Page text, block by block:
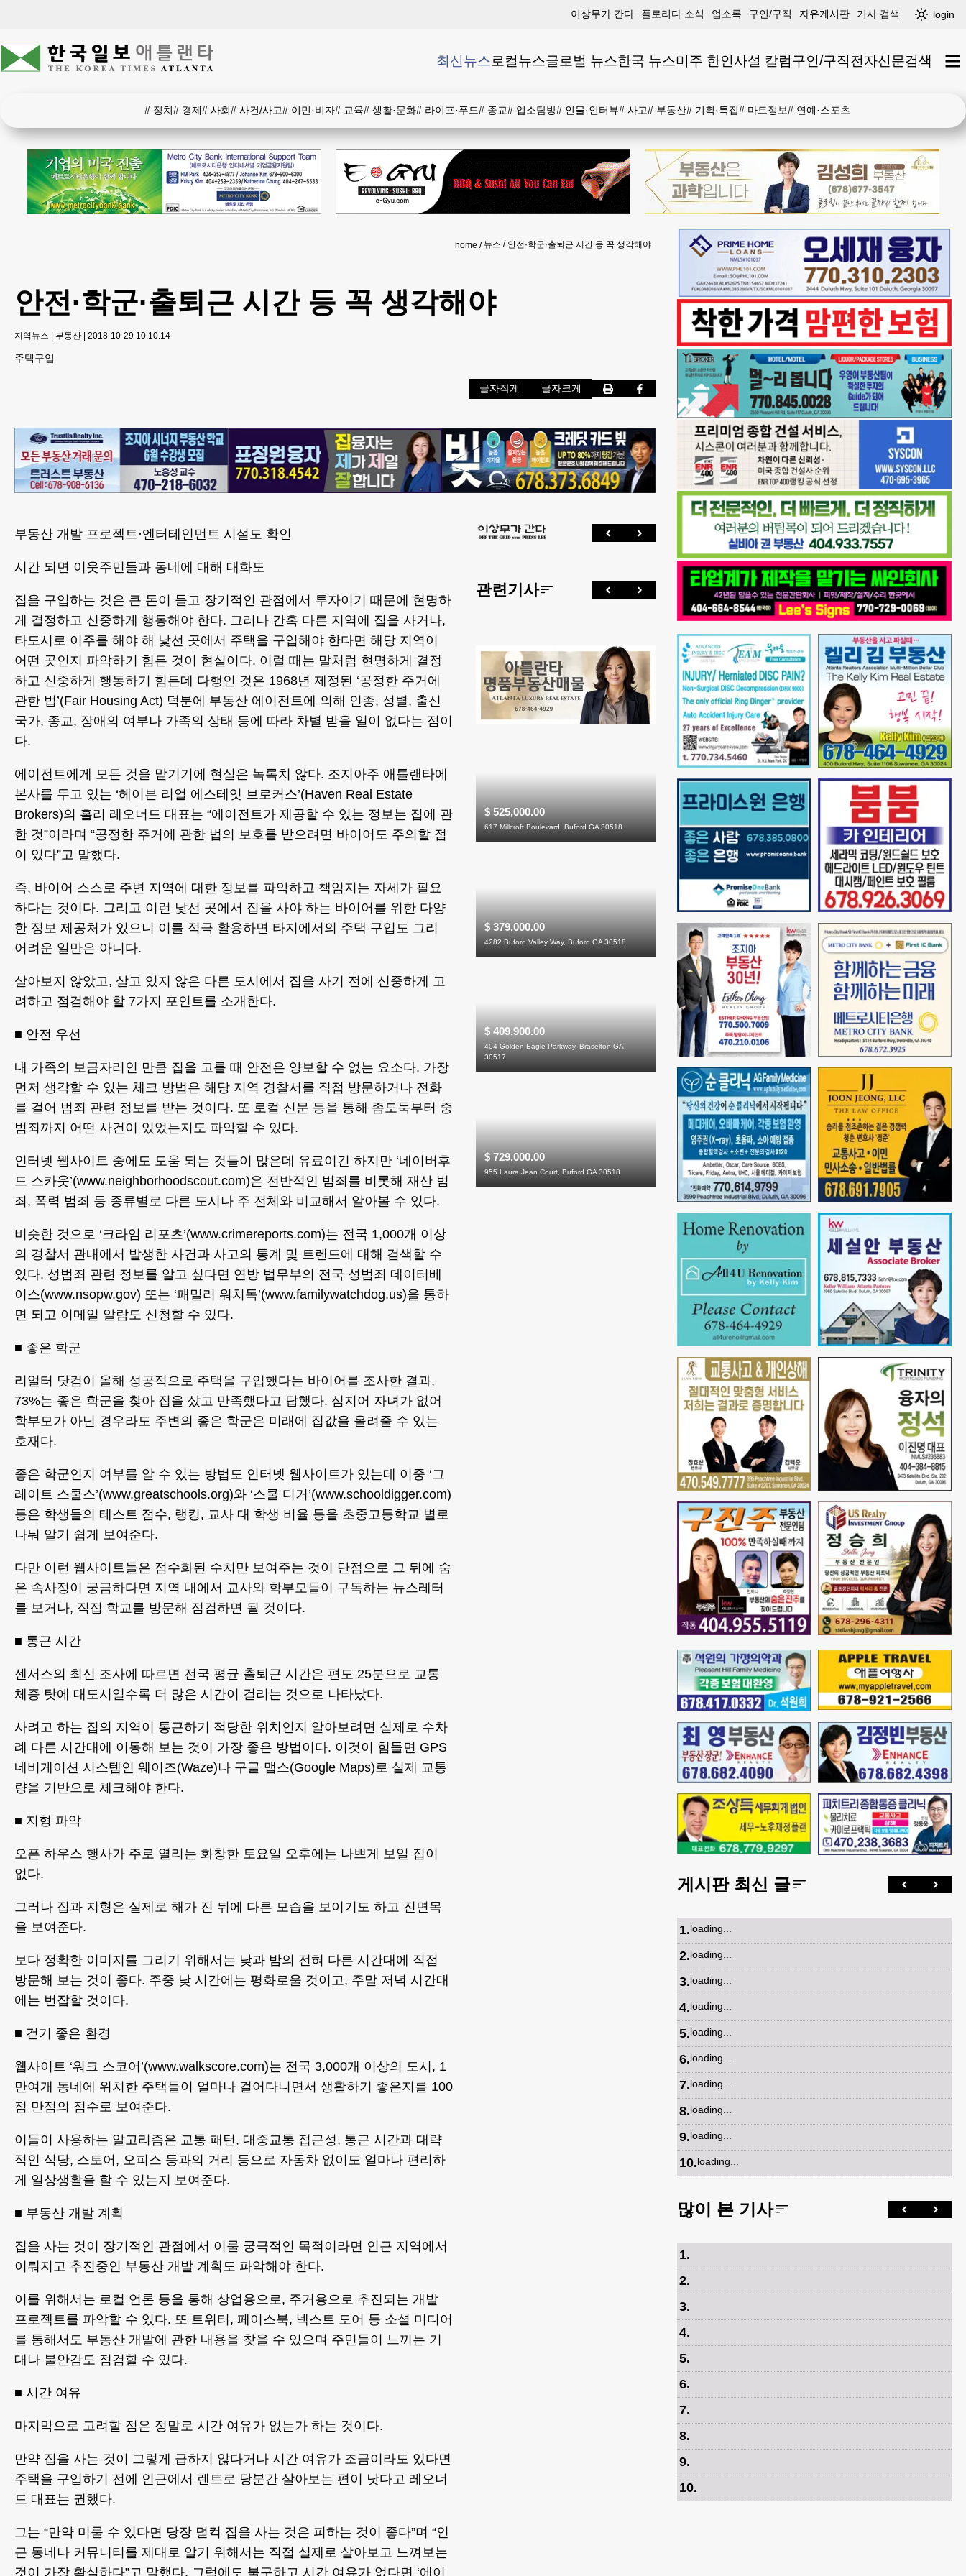
이상무가 간다 플로리다 소식 업소록 구인/구직 자유게시판 기사 검색 login
최신뉴스로컬뉴스글로벌 뉴스한국 뉴스미주 한인사설 칼럼구인/구직전자신문검색
# 정치# 경제# 사회# 사건/사고# 이민·비자# 교육# 생활·문화# 라이프·푸드# 종교# 업소탐방# 인물·인터뷰# 사고# 부동산# 기획·특집# 마트정보# 연예·스포츠
home 뉴스 안전·학군·출퇴근 시간 등 꼭 생각해야
안전·학군·출퇴근 시간 등 꼭 생각해야
지역뉴스 | 부동산 | 2018-10-29 10:10:14
주택구입
글자작게 글자크게
부동산 개발 프로젝트·엔터테인먼트 시설도 확인
시간 되면 이웃주민들과 동네에 대해 대화도
집을 구입하는 것은 큰 돈이 들고 장기적인 관점에서 투자이기 때문에 현명하
게 결정하고 신중하게 행동해야 한다. 그러나 간혹 다른 지역에 집을 사거나,
타도시로 이주를 해야 해 낯선 곳에서 주택을 구입해야 한다면 해당 지역이
어떤 곳인지 파악하기 힘든 것이 현실이다. 이럴 때는 말처럼 현명하게 결정
하고 신중하게 행동하기 힘든데 다행인 것은 1968년 제정된 ‘공정한 주거에
관한 법’(Fair Housing Act) 덕분에 부동산 에이전트에 의해 인종, 성별, 출신
국가, 종교, 장애의 여부나 가족의 상태 등에 따라 차별 받을 일이 없다는 점이
다.
에이전트에게 모든 것을 맡기기에 현실은 녹록치 않다. 조지아주 애틀랜타에
본사를 두고 있는 ‘헤이븐 리얼 에스테잇 브로커스’(Haven Real Estate
Brokers)의 홀리 레오너드 대표는 “에이전트가 제공할 수 있는 정보는 집에 관
한 것”이라며 “공정한 주거에 관한 법의 보호를 받으려면 바이어도 주의할 점
이 있다”고 말했다.
즉, 바이어 스스로 주변 지역에 대한 정보를 파악하고 책임지는 자세가 필요
하다는 것이다. 그리고 이런 낯선 곳에서 집을 사야 하는 바이어를 위한 다양
한 정보 제공처가 있으니 이를 적극 활용하면 타지에서의 주택 구입도 그리
어려운 일만은 아니다.
살아보지 않았고, 살고 있지 않은 다른 도시에서 집을 사기 전에 신중하게 고
려하고 점검해야 할 7가지 포인트를 소개한다.
■ 안전 우선
내 가족의 보금자리인 만큼 집을 고를 때 안전은 양보할 수 없는 요소다. 가장
먼저 생각할 수 있는 체크 방법은 해당 지역 경찰서를 직접 방문하거나 전화
를 걸어 범죄 관련 정보를 받는 것이다. 또 로컬 신문 등을 통해 좀도둑부터 중
범죄까지 어떤 사건이 있었는지도 파악할 수 있다.
인터넷 웹사이트 중에도 도움 되는 것들이 많은데 유료이긴 하지만 ‘네이버후
드 스카웃’(www.neighborhoodscout.com)은 전반적인 범죄를 비롯해 재산 범
죄, 폭력 범죄 등 종류별로 다른 도시나 주 전체와 비교해서 알아볼 수 있다.
비슷한 것으로 ‘크라임 리포츠’(www.crimereports.com)는 전국 1,000개 이상
의 경찰서 관내에서 발생한 사건과 사고의 통계 및 트렌드에 대해 검색할 수
있다. 성범죄 관련 정보를 알고 싶다면 연방 법무부의 전국 성범죄 데이터베
이스(www.nsopw.gov) 또는 ‘패밀리 워치독’(www.familywatchdog.us)을 통하
면 되고 이메일 알람도 신청할 수 있다.
■ 좋은 학군
리얼터 닷컴이 올해 성공적으로 주택을 구입했다는 바이어를 조사한 결과,
73%는 좋은 학군을 찾아 집을 샀고 만족했다고 답했다. 심지어 자녀가 없어
학부모가 아닌 경우라도 주변의 좋은 학군은 미래에 집값을 올려줄 수 있는
호재다.
좋은 학군인지 여부를 알 수 있는 방법도 인터넷 웹사이트가 있는데 이중 ‘그
레이트 스쿨스’(www.greatschools.org)와 ‘스쿨 디거’(www.schooldigger.com)
등은 학생들의 테스트 점수, 랭킹, 교사 대 학생 비율 등을 초중고등학교 별로
나눠 알기 쉽게 보여준다.
다만 이런 웹사이트들은 점수화된 수치만 보여주는 것이 단점으로 그 뒤에 숨
은 속사정이 궁금하다면 지역 내에서 교사와 학부모들이 구독하는 뉴스레터
를 보거나, 직접 학교를 방문해 점검하면 될 것이다.
■ 통근 시간
센서스의 최신 조사에 따르면 전국 평균 출퇴근 시간은 편도 25분으로 교통
체증 탓에 대도시일수록 더 많은 시간이 걸리는 것으로 나타났다.
사려고 하는 집의 지역이 통근하기 적당한 위치인지 알아보려면 실제로 수차
례 다른 시간대에 이동해 보는 것이 가장 좋은 방법이다. 이것이 힘들면 GPS
네비게이션 시스템인 웨이즈(Waze)나 구글 맵스(Google Maps)로 실제 교통
량을 기반으로 체크해야 한다.
■ 지형 파악
오픈 하우스 행사가 주로 열리는 화창한 토요일 오후에는 나쁘게 보일 집이
없다.
그러나 집과 지형은 실제로 해가 진 뒤에 다른 모습을 보이기도 하고 진면목
을 보여준다.
보다 정확한 이미지를 그리기 위해서는 낮과 밤의 전혀 다른 시간대에 직접
방문해 보는 것이 좋다. 주중 낮 시간에는 평화로울 것이고, 주말 저녁 시간대
에는 번잡할 것이다.
■ 걷기 좋은 환경
웹사이트 ‘워크 스코어’(www.walkscore.com)는 전국 3,000개 이상의 도시, 1
만여개 동네에 위치한 주택들이 얼마나 걸어다니면서 생활하기 좋은지를 100
점 만점의 점수로 보여준다.
이들이 사용하는 알고리즘은 교통 패턴, 대중교통 접근성, 통근 시간과 대략
적인 식당, 스토어, 오피스 등과의 거리 등으로 자동차 없이도 얼마나 편리하
게 일상생활을 할 수 있는지 보여준다.
■ 부동산 개발 계획
집을 사는 것이 장기적인 관점에서 이룰 궁극적인 목적이라면 인근 지역에서
이뤄지고 추진중인 부동산 개발 계획도 파악해야 한다.
이를 위해서는 로컬 언론 등을 통해 상업용으로, 주거용으로 추진되는 개발
프로젝트를 파악할 수 있다. 또 트위터, 페이스북, 넥스트 도어 등 소셜 미디어
를 통해서도 부동산 개발에 관한 내용을 찾을 수 있으며 주민들이 느끼는 기
대나 불안감도 점검할 수 있다.
■ 시간 여유
마지막으로 고려할 점은 정말로 시간 여유가 없는가 하는 것이다.
만약 집을 사는 것이 그렇게 급하지 않다거나 시간 여유가 조금이라도 있다면
주택을 구입하기 전에 인근에서 렌트로 당분간 살아보는 편이 낫다고 레오너
드 대표는 권했다.
그는 “만약 미룰 수 있다면 당장 덜컥 집을 사는 것은 피하는 것이 좋다”며 “인
근 동네나 커뮤니티를 제대로 알기 위해서는 직접 실제로 살아보고 느껴보는
것이 가장 확실하다”고 말했다. 그럼에도 불구하고 시간 여유가 없다면 ‘에이
관련기사
$ 525,000.00
617 Millcroft Boulevard, Buford GA 30518
$ 379,000.00
4282 Buford Valley Way, Buford GA 30518
$ 409,900.00
404 Golden Eagle Parkway, Braselton GA
30517
$ 729,000.00
955 Laura Jean Court, Buford GA 30518
게시판 최신 글
1.loading...
2.loading...
3.loading...
4.loading...
5.loading...
6.loading...
7.loading...
8.loading...
9.loading...
10.loading...
많이 본 기사
1.
2.
3.
4.
5.
6.
7.
8.
9.
10.